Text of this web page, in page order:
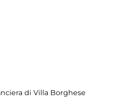
di Villa Borghese